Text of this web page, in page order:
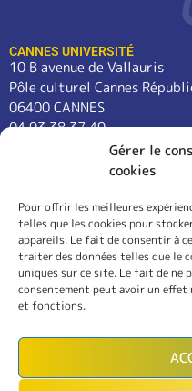
Gérer le
cookies
Pour offrir les meilleures
telles que les cookies pour
appareils. Le fait de consentir à
traiter des données telles que le
uniques sur ce site. Le fait de ne
consentement peut avoir un
et fonctions.
CANNES UNIVERSITÉ
10 B avenue de Vallauris
Pôle culturel Cannes
06400 CANNES
04 93 38 37 49
contact@cannes-
COURS
LANGUES
CONFÉRENCES
SORTIES
L’ASSOCIATION